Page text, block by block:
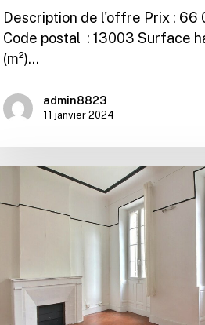
Description de l'offre Prix : 66
Code postal : 13003 Surface
(m²)…
admin8823
11 janvier 2024